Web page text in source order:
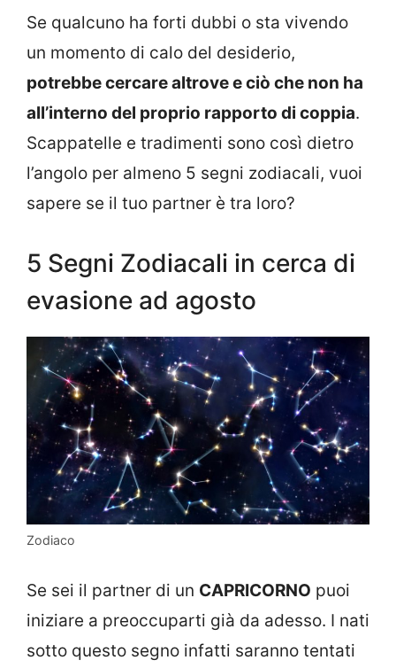
Se qualcuno ha forti dubbi o sta vivendo
un momento di calo del desiderio,
potrebbe cercare altrove e ciò che non ha
all’interno del proprio rapporto di coppia.
Scappatelle e tradimenti sono così dietro
l’angolo per almeno 5 segni zodiacali, vuoi
sapere se il tuo partner è tra loro?
5 Segni Zodiacali in cerca di
evasione ad agosto
Zodiaco
Se sei il partner di un CAPRICORNO puoi
iniziare a preoccuparti già da adesso. I nati
sotto questo segno infatti saranno tentati